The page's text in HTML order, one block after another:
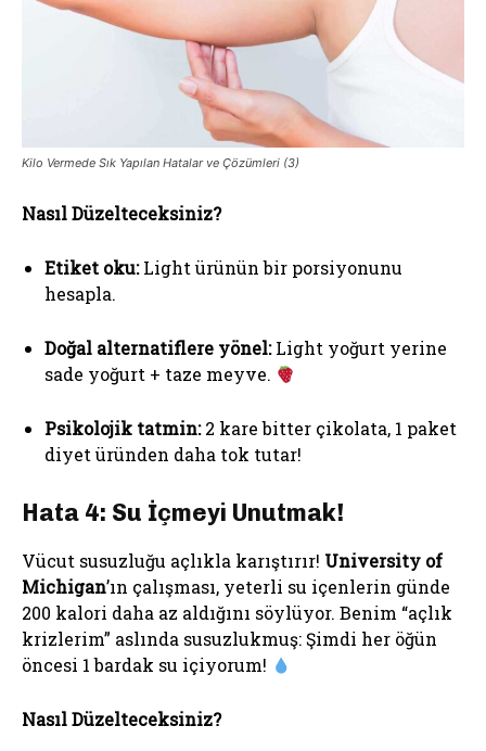
Kilo Vermede Sık Yapılan Hatalar ve Çözümleri (3)
Nasıl Düzelteceksiniz?
Etiket oku:Light ürünün bir porsiyonunu
hesapla.
Doğal alternatiflere yönel:Light yoğurt yerine
sade yoğurt + taze meyve.
Psikolojik tatmin:2 kare bitter çikolata, 1 paket
diyet üründen daha tok tutar!
Hata 4: Su İçmeyi Unutmak!
Vücut susuzluğu açlıkla karıştırır! University of
Michigan’ın çalışması, yeterli su içenlerin günde
200 kalori daha az aldığını söylüyor. Benim “açlık
krizlerim” aslında susuzlukmuş: Şimdi her öğün
öncesi 1 bardak su içiyorum!
Nasıl Düzelteceksiniz?